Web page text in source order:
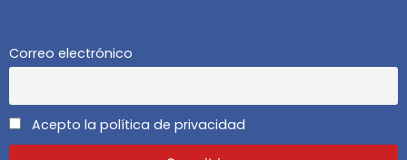
Correo electrónico
Acepto la política de privacidad